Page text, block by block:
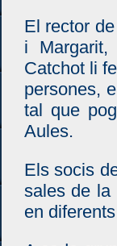
El rector
i
Catchot li
persones,
tal que
Aules.
Els socis
sales de la
en